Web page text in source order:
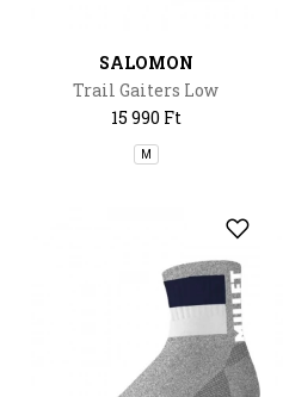
SALOMON
Trail Gaiters Low
15 990 Ft
M